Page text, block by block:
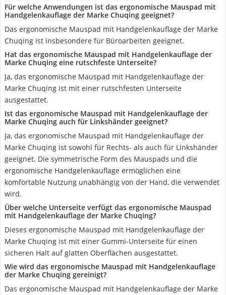
Für welche Anwendungen ist das ergonomische Mauspad mit
Handgelenkauflage der Marke Chuqing geeignet?
Das ergonomische Mauspad mit Handgelenkauflage der Marke
Chuqing ist insbesondere für Büroarbeiten geeignet.
Hat das ergonomische Mauspad mit Handgelenkauflage der
Marke Chuqing eine rutschfeste Unterseite?
Ja, das ergonomische Mauspad mit Handgelenkauflage der
Marke Chuqing ist mit einer rutschfesten Unterseite
ausgestattet.
Ist das ergonomische Mauspad mit Handgelenkauflage der
Marke Chuqing auch für Linkshänder geeignet?
Ja, das ergonomische Mauspad mit Handgelenkauflage der
Marke Chuqing ist sowohl für Rechts- als auch für Linkshänder
geeignet. Die symmetrische Form des Mauspads und die
ergonomische Handgelenkauflage ermöglichen eine
komfortable Nutzung unabhängig von der Hand, die verwendet
wird.
Über welche Unterseite verfügt das ergonomische Mauspad
mit Handgelenkauflage der Marke Chuqing?
Dieses ergonomische Mauspad mit Handgelenkauflage der
Marke Chuqing ist mit einer Gummi-Unterseite für einen
sicheren Halt auf glatten Oberflächen ausgestattet.
Wie wird das ergonomische Mauspad mit Handgelenkauflage
der Marke Chuqing gereinigt?
Das ergonomische Mauspad mit Handgelenkauflage der Marke